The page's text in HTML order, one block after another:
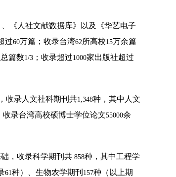
捐赠
《人社文献数据库》以及《华艺电子
过60万篇；收录台湾62所高校15万余篇
篇数1/3 ；收录超过1000家出版社超过
收录人文社科期刊共1,348种，其中人文
收录台湾高校硕博士学位论文55000余
，收录科学期刊共 858种，其中工程学
61种）、生物农学期刊 157种（以上期